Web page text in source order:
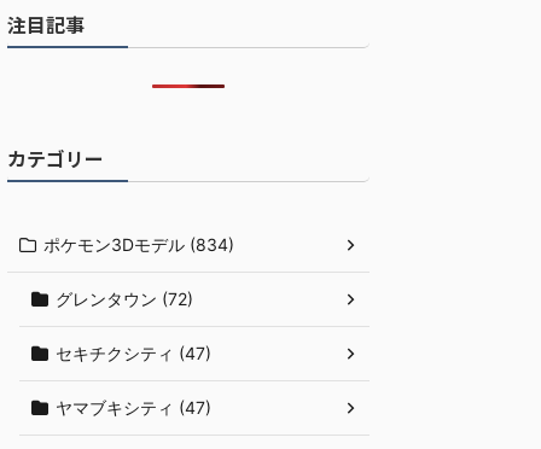
注目記事
カテゴリー
ポケモン3Dモデル (834)
グレンタウン (72)
セキチクシティ (47)
ヤマブキシティ (47)